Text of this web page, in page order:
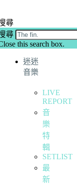
尋
尋
this search box.
迷迷
音樂
LIVE
REPORT
音
樂
特
輯
SETLIST
最
新